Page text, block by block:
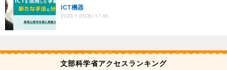
ICT機器
2023.1.25(水) 17:45
文部科学省アクセスランキング